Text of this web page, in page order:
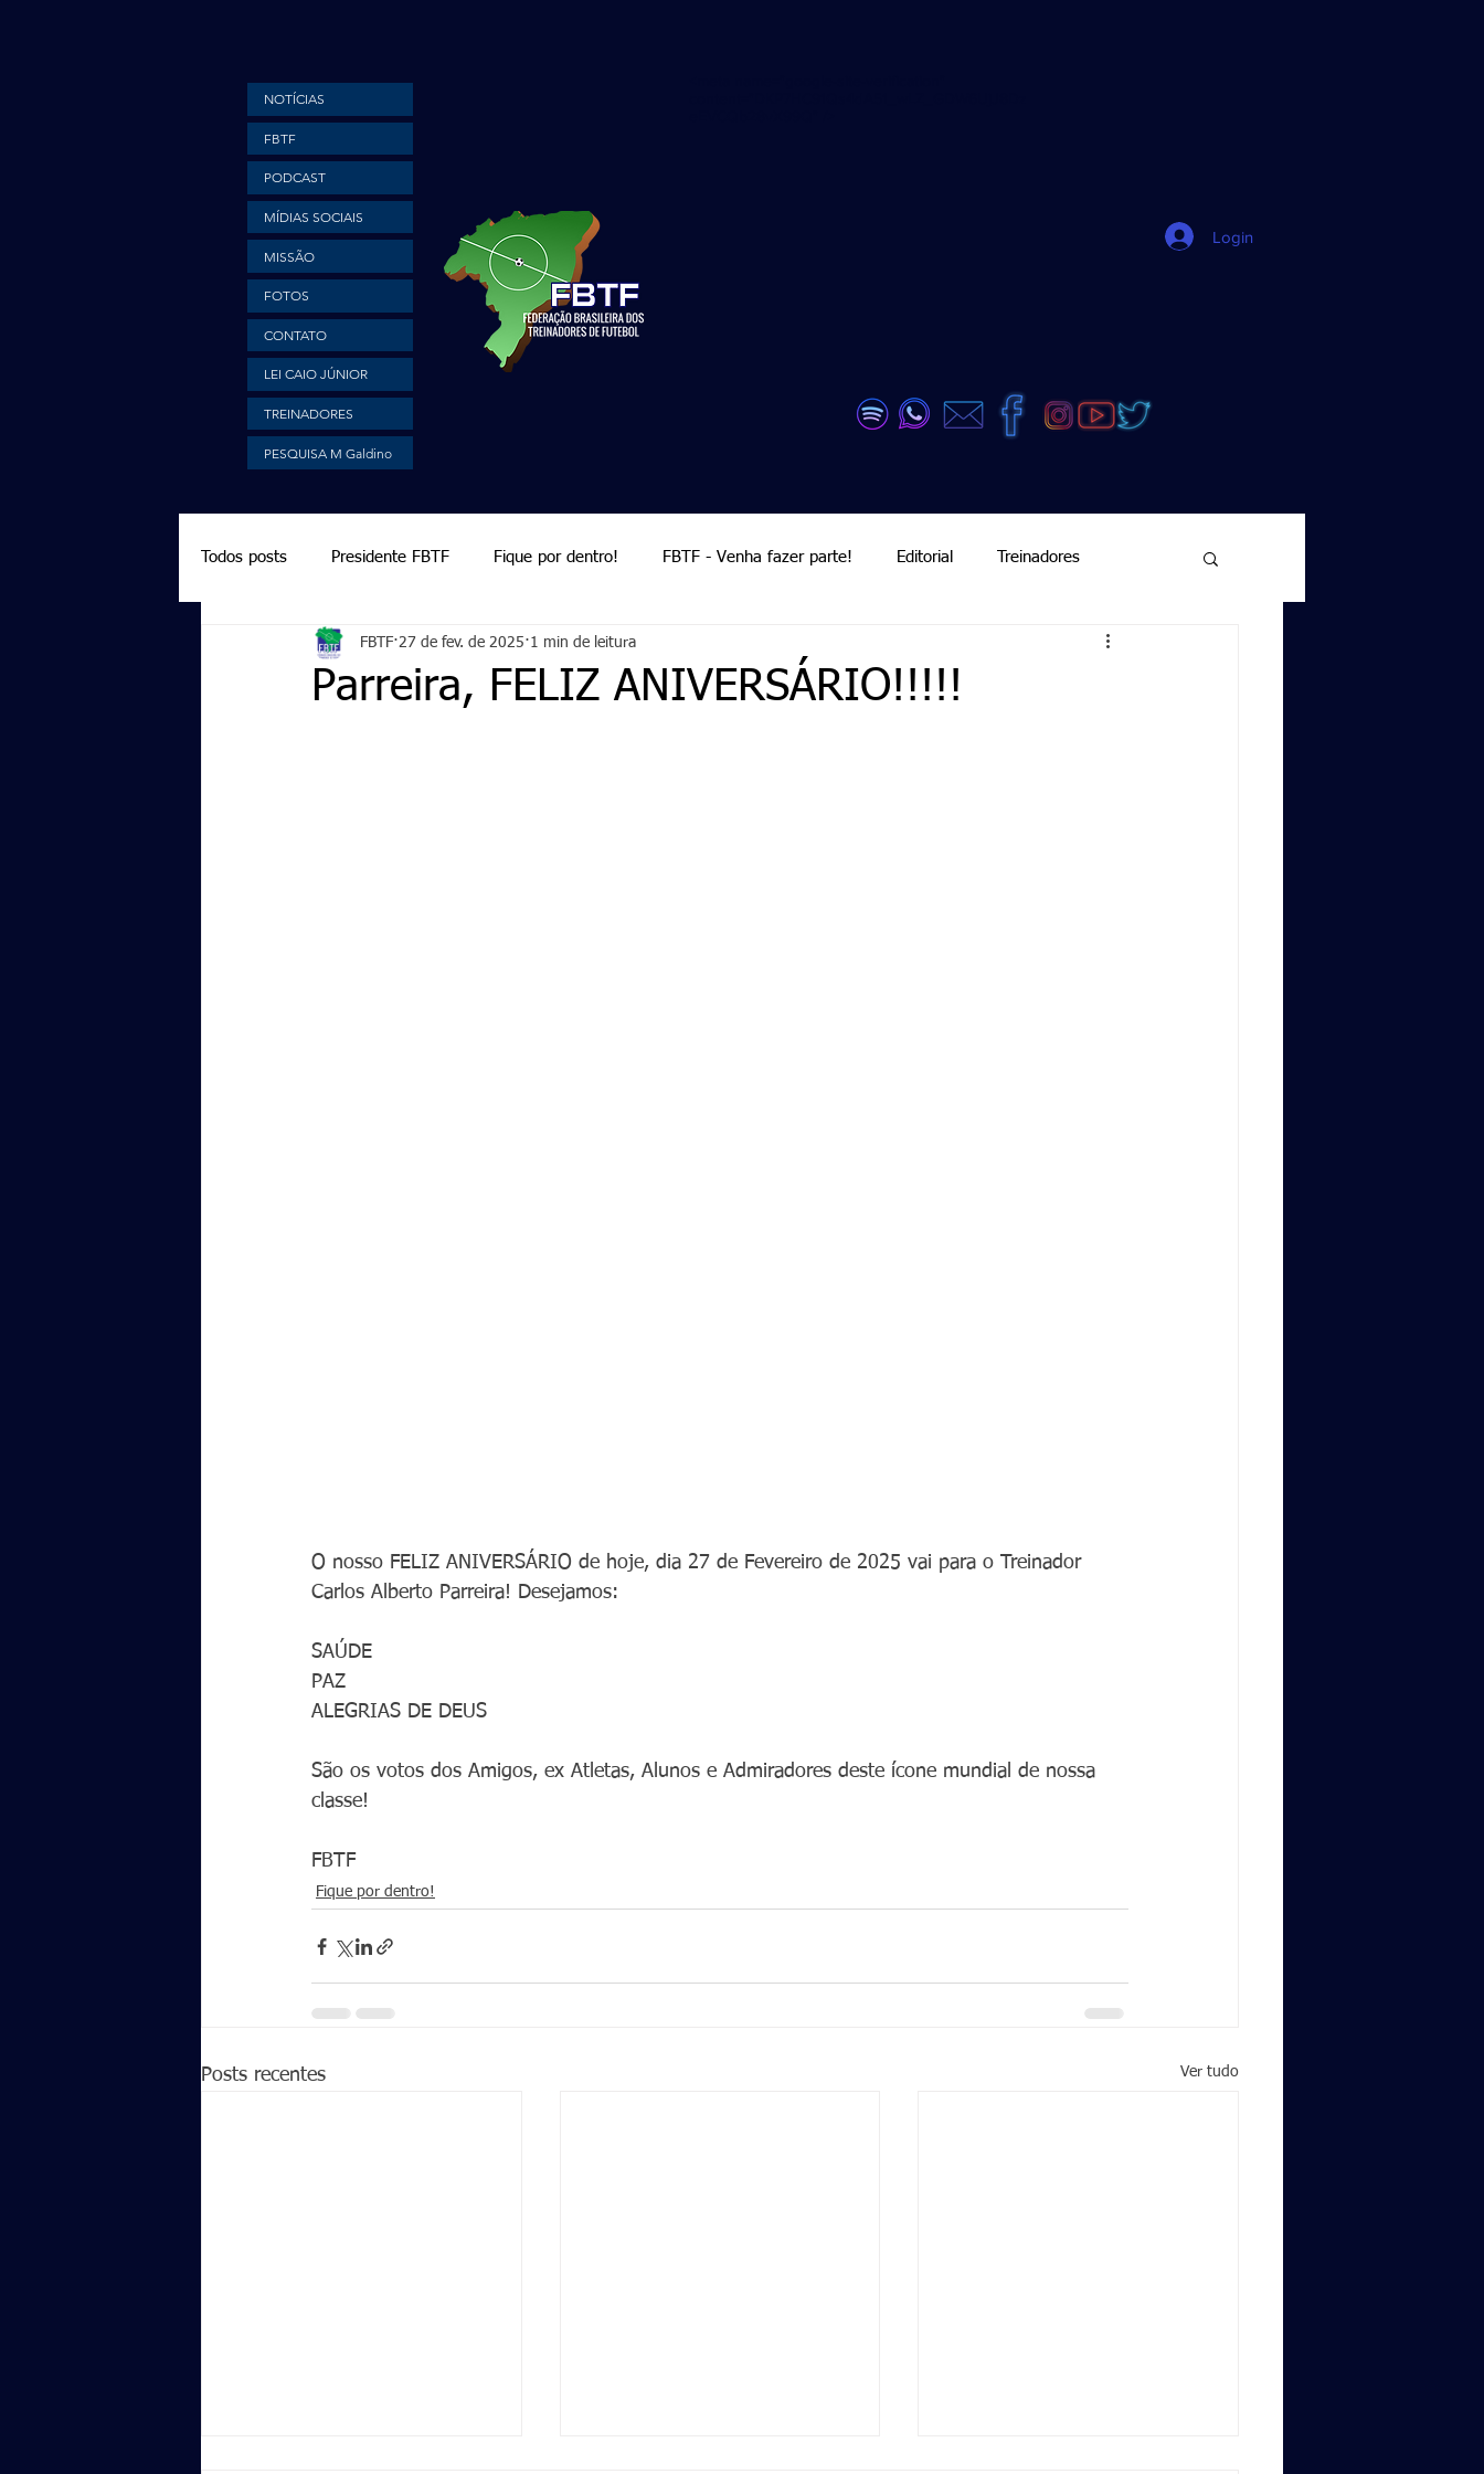
NOTÍCIAS
FBTF
PODCAST
MÍDIAS SOCIAIS
MISSÃO
FOTOS
CONTATO
LEI CAIO JÚNIOR
TREINADORES
PESQUISA M Galdino
Login
Todos posts Presidente FBTF Fique por dentro! FBTF - Venha fazer parte! Editorial Treinadores
Marcelo Salazar Palmieri Palmieri Palmieri
Parreira, FELIZ ANIVERSÁRIO!!!!!
FBTF 27 de fev. de 2025 1 min de leitura
O nosso FELIZ ANIVERSÁRIO de hoje, dia 27 de Fevereiro de 2025 vai para o Treinador
Carlos Alberto Parreira! Desejamos:
SAÚDE
PAZ
ALEGRIAS DE DEUS
São os votos dos Amigos, ex Atletas, Alunos e Admiradores deste ícone mundial de nossa
classe!
FBTF
Fique por dentro!
Posts recentes Ver tudo